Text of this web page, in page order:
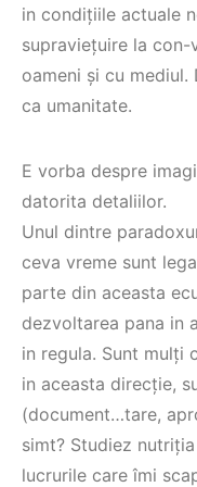
in condițiile actuale
supraviețuire la
oameni și cu
ca umanitate.
E vorba despre
datorita detaliilor.
Unul dintre
ceva vreme sunt
parte din aceasta
dezvoltarea pana in
in regula. Sunt mulți
in aceasta direcție,
(document…tare,
simt? Studiez
lucrurile care îmi